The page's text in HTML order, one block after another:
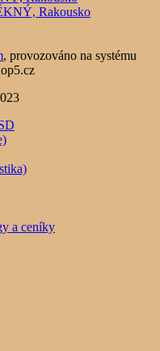
, provozováno na systému
a ceníky